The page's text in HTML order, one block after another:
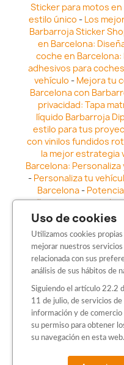
Sticker para motos
estilo único - Los
Barbarroja Sticker
en Barcelona:
coche en
adhesivos para
vehículo - Mejora tu
Barcelona con
privacidad: Tapa
líquido Barbarroja
estilo para tus
con vinilos fundidos
la mejor estrategia
Barcelona:
- Personaliza tu
Barcelona-
adhesivos para coche
calles: Los
Vinilo
la Estética y
vehículo con los
Barcelona-Explora la
Vinilo líquido barbarroja
tu vehículo con estilo:
Barcelona-
para coche en
Pegatinas
distinción: Los
en movimiento:
Personalización
Uso de cookies
Utilizamos cookies
mejorar nuestros
relacionada con sus
análisis de sus hábitos de
Siguiendo el artículo 22.2
11 de julio, de servicios de
información y de
su permiso para obtener
su navegación en esta web.